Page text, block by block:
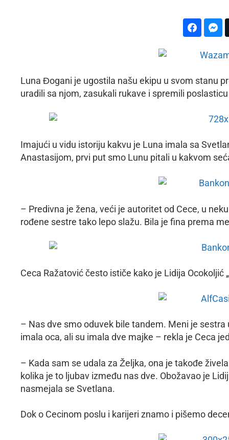
Luna Đogani je ugostila našu ekipu u svom stanu
uradili sa njom, zasukali rukave i spremili
Imajući u vidu istoriju kakvu je Luna imala sa
Anastasijom, prvi put smo Lunu pitali u kakvom
– Predivna je žena, veći je autoritet od Cece, u
rođene sestre tako lepo slažu. Bila je fina prema
Ceca Ražatović često ističe kako je Lidija Ocokoljić
– Nas dve smo oduvek bile tandem. Meni je
imala oca, ali su imala dve majke – rekla je Ceca
– Kada sam se udala za Željka, ona je takođe
kolika je to ljubav između nas dve. Obožavao je
nasmejala se Svetlana.
Dok o Cecinom poslu i karijeri znamo i pišemo